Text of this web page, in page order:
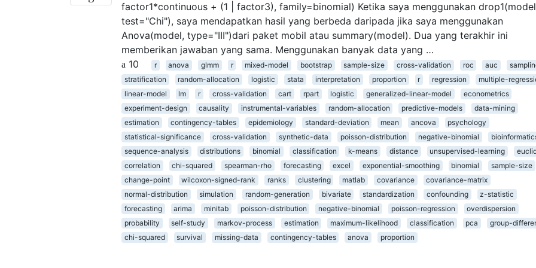
factor1*continuous + (1 | factor3), family=binomial) Ketika saya menggunakan
test="Chi"), saya mendapatkan hasil yang berbeda daripada jika saya menggunakan
Anova(model, type="III")dari paket mobil atau summary(model). Dua yang terakhir ini
memberikan jawaban yang sama. Menggunakan banyak data yang …
10
r anova glmm r mixed-model bootstrap sample-size cross-validation roc auc
stratification
random-allocation logistic stata interpretation proportion r regression
multiple-
linear-model
lm r cross-validation cart rpart logistic generalized-linear-model
econometrics
experiment-design
causality instrumental-variables random-allocation predictive-models
data-mining
estimation
contingency-tables epidemiology standard-deviation mean ancova
psychology
statistical-significance
cross-validation synthetic-data poisson-distribution negative-binomial
sequence-analysis
distributions binomial classification k-means distance unsupervised-learning
correlation
chi-squared spearman-rho forecasting excel exponential-smoothing binomial sample-size
change-point
wilcoxon-signed-rank ranks clustering matlab covariance
covariance-matrix
normal-distribution
simulation random-generation bivariate standardization confounding
z-statistic
forecasting
arima minitab poisson-distribution negative-binomial poisson-regression
overdispersion
probability
self-study markov-process estimation maximum-likelihood classification pca
group-
chi-squared
survival missing-data contingency-tables anova proportion